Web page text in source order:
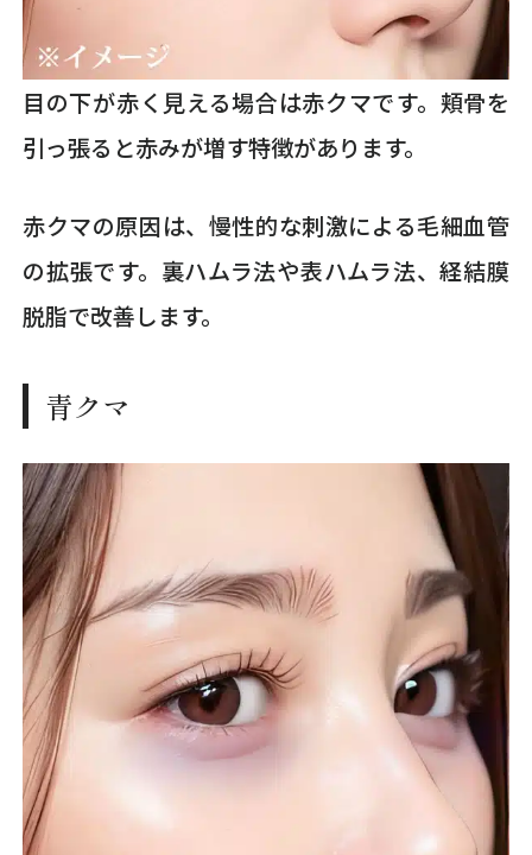
目の下が赤く見える場合は赤クマです。頬骨を
引っ張ると赤みが増す特徴があります。
赤クマの原因は、慢性的な刺激による毛細血管
の拡張です。裏ハムラ法や表ハムラ法、経結膜
脱脂で改善します。
青クマ